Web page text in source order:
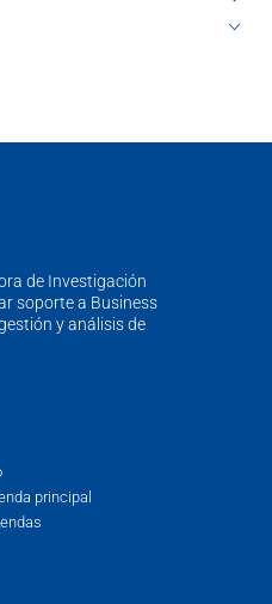
de Investigación
soporte a Business
y análisis de
principal